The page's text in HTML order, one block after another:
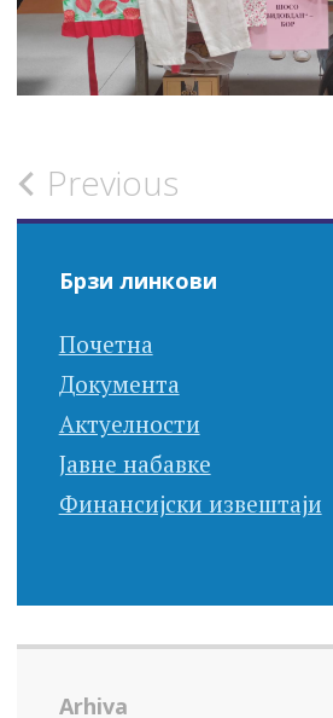
Post
navigation
Previous
Брзи линкови
Почетна
Документа
Актуелности
Јавне набавке
Финансијски извештаји
Arhiva